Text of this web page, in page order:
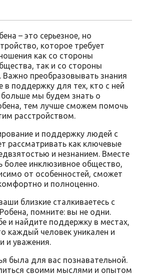
– это серьезное, но
которое требует
как со стороны
так и со стороны
преобразовывать знания
в поддержку для тех, кто с ней
больше мы будем знать о
тем лучше сможем помочь
расстройством.
и поддержку людей с
рассматривать как ключевые
и незнанием. Вместе
инклюзивное общество,
от особенностей, сможет
и полноценно.
близкие сталкиваетесь с
помните: вы не одни.
и найдите поддержку в местах,
каждый человек уникален и
и уважения.
была для вас познавательной.
своими мыслями и опытом